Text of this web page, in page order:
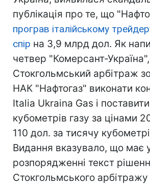
публікація про те, що
програв італійському
спір на 3,9 млрд дол. Як
четвер "Комерсант-Україна",
Стокгольмський арбітраж
НАК "Нафтогаз" виконати
Italia Ukraina Gas і
кубометрів газу за цінами
110 дол. за тисячу
Видання вказувало, що має
розпорядженні текст
Стокгольмського